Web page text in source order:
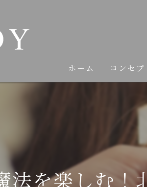
ホーム コンセプ
法を楽しむ！